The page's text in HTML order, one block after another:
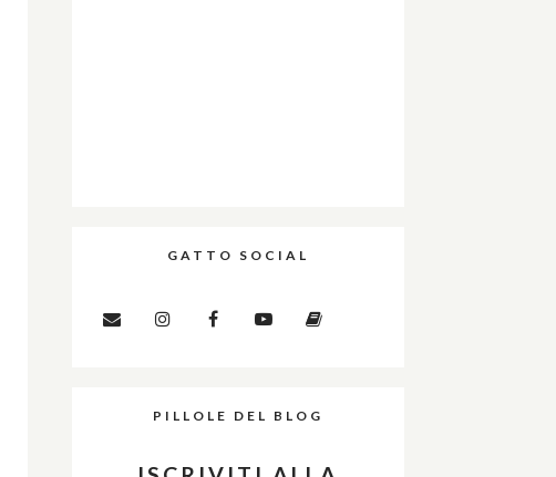
GATTO SOCIAL
PILLOLE DEL BLOG